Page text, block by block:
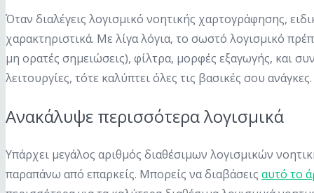
Όταν διαλέγεις λογισμικό νοητικής χαρτογράφησης,
χαρακτηριστικά. Με λίγα λόγια, το σωστό λογισμικό
μη ορατές σημειώσεις), φίλτρα, μορφές εξαγωγής, και
λειτουργίες, τότε καλύπτει όλες τις βασικές σου
Ανακάλυψε περισσότερα λογισμικά
Υπάρχει μεγάλος αριθμός διαθέσιμων λογισμικών
παραπάνω από επαρκείς. Μπορείς να διαβάσεις αυτό το